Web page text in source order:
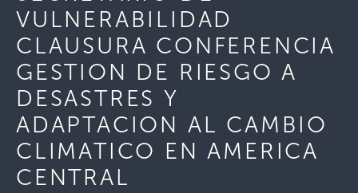
VULNERABILIDAD
CLAUSURA CONFERENCIA
GESTION DE RIESGO A
DESASTRES Y
ADAPTACION AL CAMBIO
CLIMATICO EN AMERICA
CENTRAL